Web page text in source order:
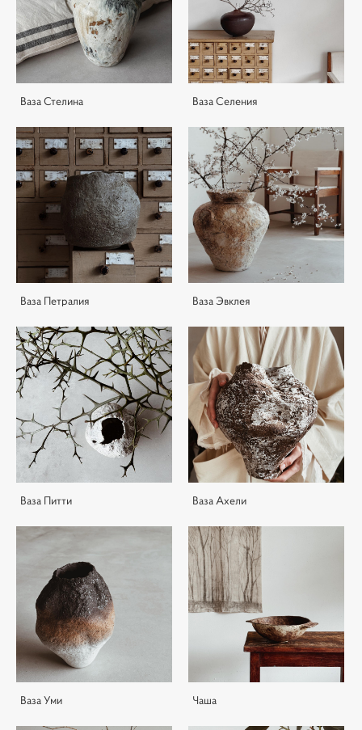
Ваза Стелина Ваза Селения
Ваза Петралия Ваза Эвклея
Ваза Питти Ваза Ахели
Ваза Уми Чаша